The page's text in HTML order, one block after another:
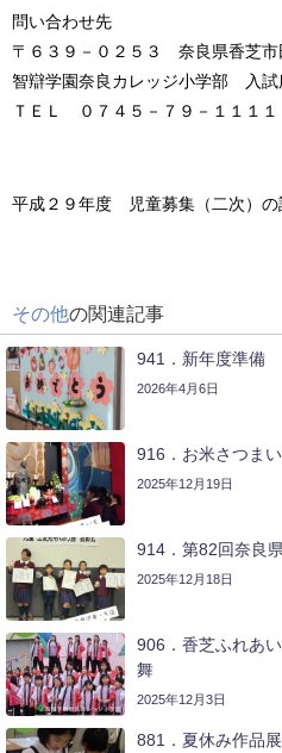
問い合わせ先
〒６３９－０２５３ 奈良県香芝市
智辯学園奈良カレッジ小学部 入試
ＴＥＬ ０７４５－７９－１１１１
平成２９年度 児童募集（二次）の
その他の関連記事
941．新年度準備
2026年4月6日
916．お米さつま
2025年12月19日
914．第82回奈良
2025年12月18日
906．香芝ふれあ
舞
2025年12月3日
881．夏休み作品展